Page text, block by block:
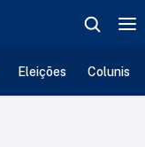
Eleições